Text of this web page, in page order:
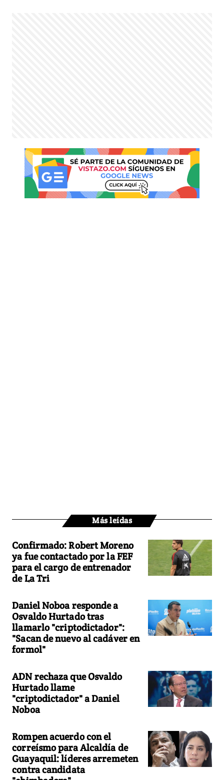
Más leídas
Confirmado: Robert Moreno
ya fue contactado por la FEF
para el cargo de entrenador
de La Tri
Daniel Noboa responde a
Osvaldo Hurtado tras
llamarlo "criptodictador":
"Sacan de nuevo al cadáver en
formol"
ADN rechaza que Osvaldo
Hurtado llame
"criptodictador" a Daniel
Noboa
Rompen acuerdo con el
correísmo para Alcaldía de
Guayaquil: líderes arremeten
contra candidata